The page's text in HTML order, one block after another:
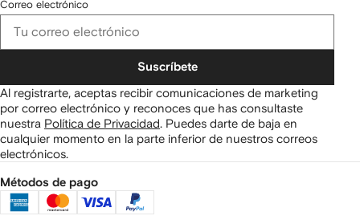
Correo electrónico
Suscríbete
Al registrarte, aceptas recibir comunicaciones de marketing
por correo electrónico y reconoces que has consultaste
nuestra Política de Privacidad Puedes darte de baja en
cualquier momento en la parte inferior de nuestros correos
electrónicos.
Métodos de pago